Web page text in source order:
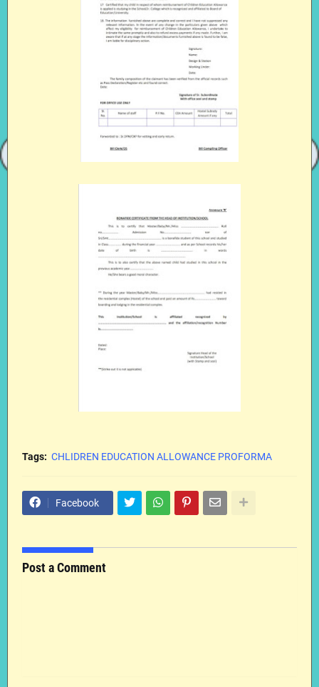
Tags: CHLIDREN EDUCATION ALLOWANCE PROFORMA
Facebook
Post a Comment